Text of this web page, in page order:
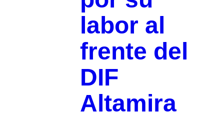
labor al
frente del
DIF
Altamira